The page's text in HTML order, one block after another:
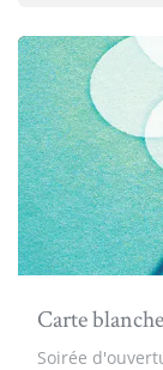
Carte
Soirée